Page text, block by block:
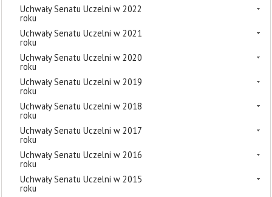
Uchwały Senatu Uczelni w 2022
roku
Uchwały Senatu Uczelni w 2021
roku
Uchwały Senatu Uczelni w 2020
roku
Uchwały Senatu Uczelni w 2019
roku
Uchwały Senatu Uczelni w 2018
roku
Uchwały Senatu Uczelni w 2017
roku
Uchwały Senatu Uczelni w 2016
roku
Uchwały Senatu Uczelni w 2015
roku